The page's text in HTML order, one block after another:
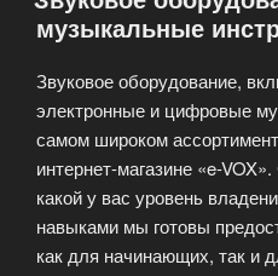
концертных
музыкальные
Звуковое оборудование,
электронные и цифровые
самом широком
интернет-магазине «e-
какой у вас уровень
навыками мы готовы
как для начинающих, так и